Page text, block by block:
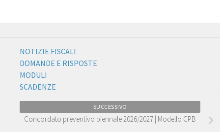
NOTIZIE FISCALI
DOMANDE E RISPOSTE
MODULI
SCADENZE
SUCCESSIVO
Concordato preventivo biennale 2026/2027 | Modello CPB